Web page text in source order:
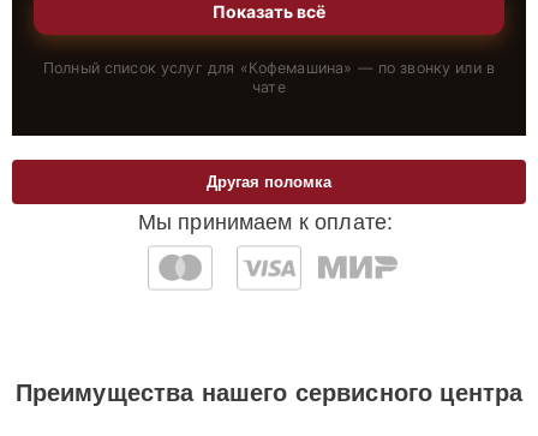
Показать всё
Полный список услуг для «Кофемашина» — по звонку или в
чате
Мы принимаем к оплате:
Другая поломка
Преимущества нашего сервисного центра